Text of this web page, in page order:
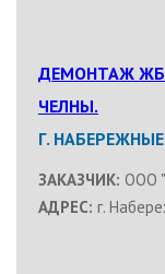
ДЕМОНТАЖ
ЧЕЛНЫ.
Г.
ЗАКАЗЧИК: ООО
АДРЕС: г.